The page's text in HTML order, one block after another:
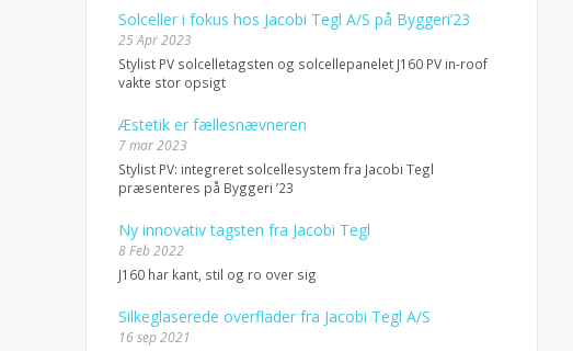
Solceller i fokus hos Jacobi Tegl A/S på Byggeri’23
25 Apr 2023
Stylist PV solcelletagsten og solcellepanelet J160 PV in-roof
vakte stor opsigt
Æstetik er fællesnævneren
7 mar 2023
Stylist PV: integreret solcellesystem fra Jacobi Tegl
præsenteres på Byggeri ’23
Ny innovativ tagsten fra Jacobi Tegl
8 Feb 2022
J160 har kant, stil og ro over sig
Silkeglaserede overflader fra Jacobi Tegl A/S
16 sep 2021